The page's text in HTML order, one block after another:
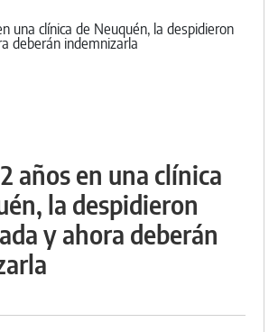
años en una clínica
la despidieron
y ahora deberán